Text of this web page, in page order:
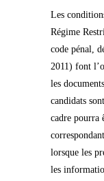
Les
Régime
code pénal,
2011) font
les
candidats
cadre pourra
lorsque les
les